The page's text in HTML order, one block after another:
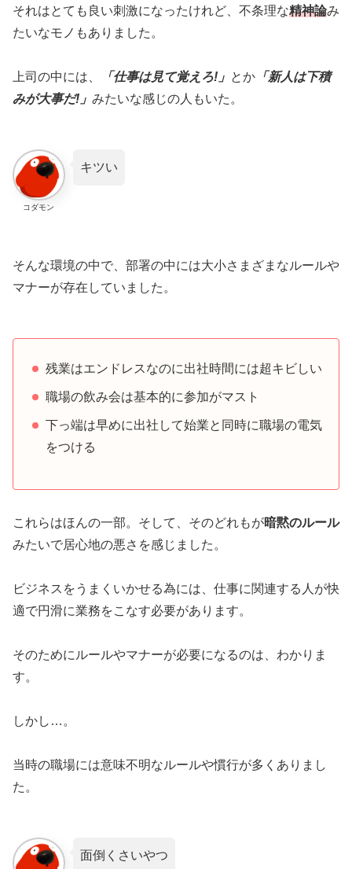
それはとても良い刺激になったけれど、不条理な精神論み
たいなモノもありました。
上司の中には、 「仕事は見て覚えろ! 」 とか 「新人は下積
みが大事だ! 」 みたいな感じの人もいた。
コダモン
キツい
そんな環境の中で、部署の中には大小さまざまなルールや
マナーが存在していました。
残業はエンドレスなのに出社時間には超キビしい
職場の飲み会は基本的に参加がマスト
下っ端は早めに出社して始業と同時に職場の電気
をつける
これらはほんの一部。そして、そのどれもが暗黙のルール
みたいで居心地の悪さを感じました。
ビジネスをうまくいかせる為には、仕事に関連する人が快
適で円滑に業務をこなす必要があります。
そのためにルールやマナーが必要になるのは、わかりま
す。
しかし…。
当時の職場には意味不明なルールや慣行が多くありまし
た。
面倒くさいやつ